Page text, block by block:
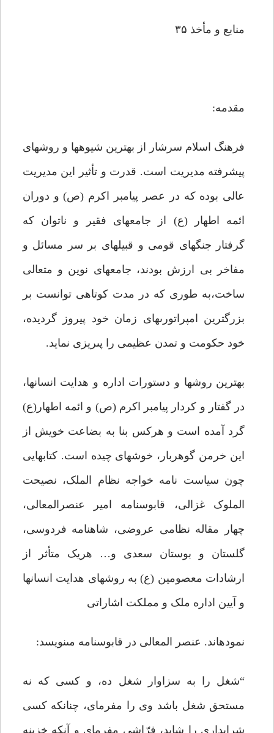
منابع و مأخذ ۳۵
مقدمه:
فرهنگ اسلام سرشار از بهترین شیوه‏ها و روشهاى
پیشرفته مدیریت است. قدرت و تأثیر این مدیریت
عالى بوده که در عصر پیامبر اکرم (ص) و دوران
ائمه اطهار (ع) از جامعه‏اى فقیر و ناتوان که
گرفتار جنگهاى قومى و قبیله‏اى بر سر مسائل و
مفاخر بى ارزش بودند، جامعه‏اى نوین و متعالى
ساخت،به طورى که در مدت کوتاهى توانست بر
بزرگترین امپراتورى‏هاى زمان خود پیروز گردیده،
خود حکومت و تمدن عظیمى را پى‏ریزى نماید.
بهترین روش‏ها و دستورات اداره و هدایت انسان‏ها،
در گفتار و کردار پیامبر اکرم (ص) و ائمه اطهار(ع)
گرد آمده است و هرکس بنا به بضاعت خویش از
این خرمن گوهربار، خوشه‏اى چیده است. کتابهایى
چون سیاست نامه خواجه نظام الملک، نصیحت
الملوک غزالى، قابوسنامه امیر عنصرالمعالى،
چهار مقاله نظامى عروضى، شاهنامه فردوسى،
گلستان و بوستان سعدى و… هریک متأثر از
ارشادات معصومین (ع) به روش‏هاى هدایت انسان‏ها
و آیین اداره ملک و مملکت اشاراتى
نموده‏اند. عنصر المعالى در قابوسنامه مى‏نویسد:
“شغل را به سزاوار شغل ده، و کسى که نه
مستحق شغل باشد وى را مفرماى، چنانکه کسى
شرابدارى را شاید، فرّاشى مفرماى و آنکه خزینه